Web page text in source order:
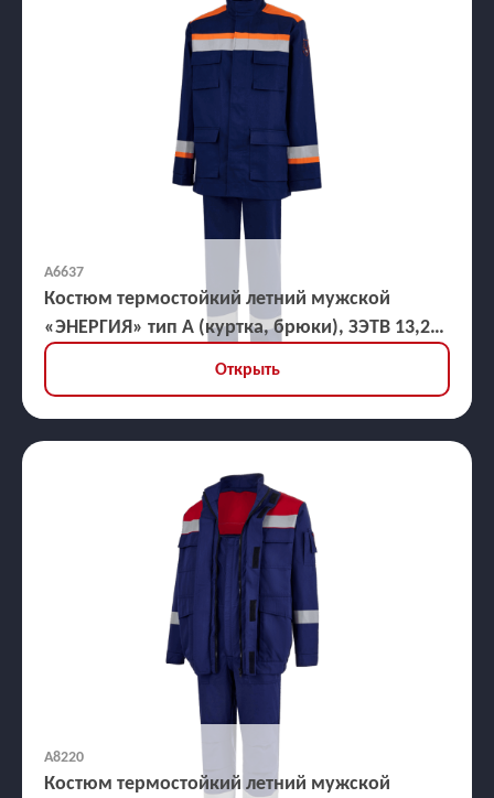
А6637
Костюм термостойкий летний мужской
«ЭНЕРГИЯ» тип А (куртка, брюки), ЗЭТВ 13,2
кал/кв.см
Открыть
А8220
Костюм термостойкий летний мужской